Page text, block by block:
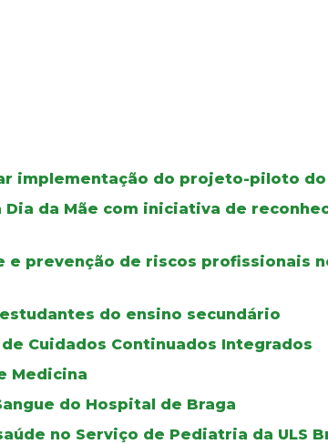
implementação do projeto-piloto
da Mãe com iniciativa de
prevenção de riscos profissionais
do ensino secundário
Cuidados Continuados Integrados
Medicina
do Hospital de Braga
no Serviço de Pediatria da ULS